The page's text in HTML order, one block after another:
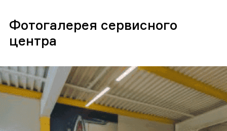
Фотогалерея сервисного
центра